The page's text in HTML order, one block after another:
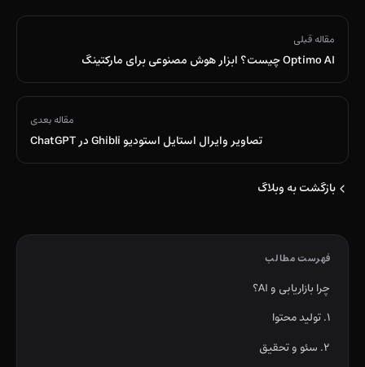
مقاله قبلی
Optimo AI چیست؟ ابزار هوش مصنوعی برای مارکتینگ
مقاله بعدی
تصاویر وایرال استایل استودیو Ghibli در ChatGPT
بازگشت به وبلاگ
فهرست مطالب
چرا بازاریابی و AI؟
۱. تولید محتوا
۲. سئو و تحقیق